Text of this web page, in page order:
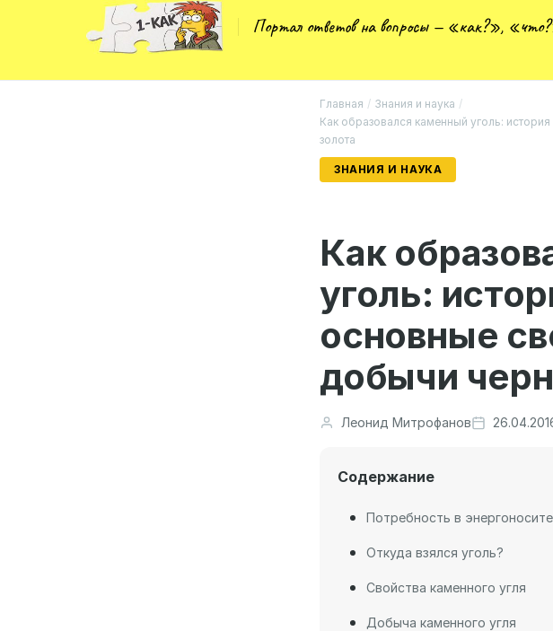
Портал ответов на вопросы — «как?»,
Главная / Знания и наука /
Как образовался каменный уголь:
золота
ЗНАНИЯ И НАУКА
Как
уголь:
основные
добычи
Леонид Митрофанов
Содержание
Потребность в
Откуда взялся уголь?
Свойства каменного угля
Добыча каменного угля